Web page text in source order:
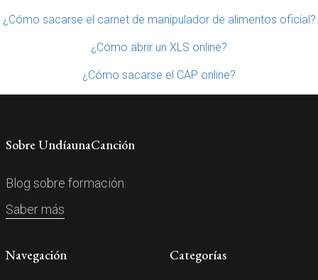
¿Cómo sacarse el carnet de manipulador de alimentos oficial?
¿Cómo abrir un XLS online?
¿Cómo sacarse el CAP online?
Sobre UndíaunaCanción
Blog sobre formación.
Saber más
Navegación Categorías